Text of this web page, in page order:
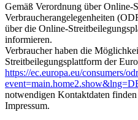
Gemäß Verordnung über Online-
Verbraucherangelegenheiten
über die Online-
informieren.
Verbraucher haben die
Streitbeilegungsplattform der
https://ec.europa.eu/consumers/
notwendigen Kontaktdaten
Impressum.